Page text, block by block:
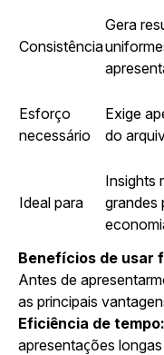
Consistência
Gera
Esforço
necessário
Exige
do
Ideal para
Insights
grandes
Benefícios de usar
Antes de
as principais
Eficiência de tempo:
apresentações